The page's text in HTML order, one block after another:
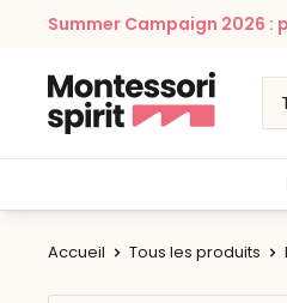
Passer
contenu
Summer Campaign 2026 :
Montessori
Spirit
Accueil Tous les produits